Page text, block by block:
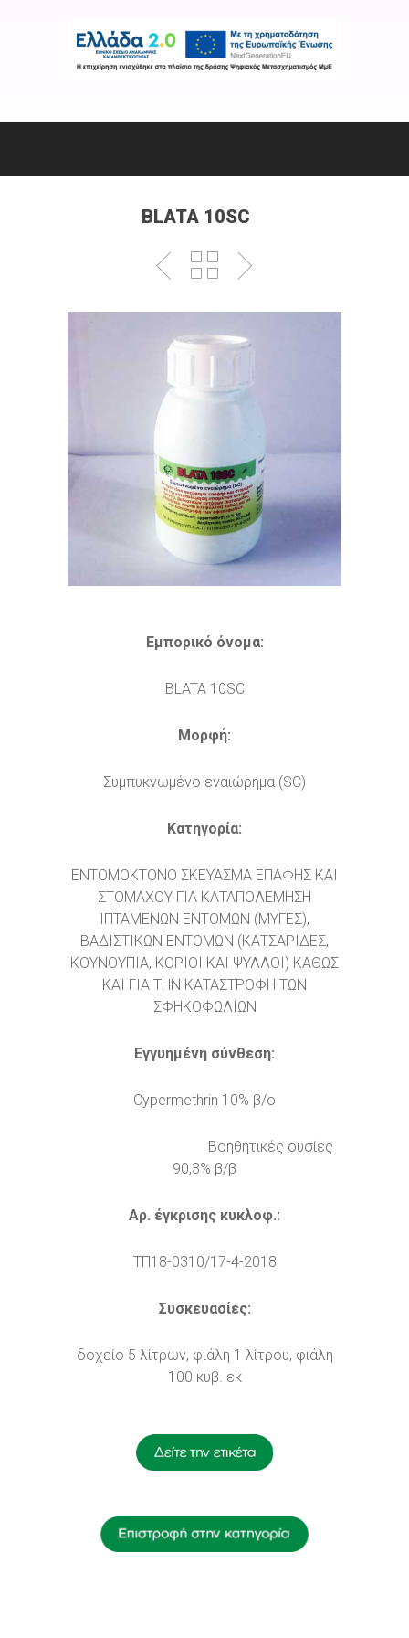
BLATA 10SC
Εμπορικό όνομα:
BLATA 10SC
Μορφή:
Συμπυκνωμένο εναιώρημα (SC)
Κατηγορία:
ΕΝΤΟΜΟΚΤΟΝΟ ΣΚΕΥΑΣΜΑ ΕΠΑΦΗΣ ΚΑΙ
ΣΤΟΜΑΧΟΥ ΓΙΑ ΚΑΤΑΠΟΛΕΜΗΣΗ
ΙΠΤΑΜΕΝΩΝ ΕΝΤΟΜΩΝ (ΜΥΓΕΣ),
ΒΑΔΙΣΤΙΚΩΝ ΕΝΤΟΜΩΝ (ΚΑΤΣΑΡΙΔΕΣ,
ΚΟΥΝΟΥΠΙΑ, ΚΟΡΙΟΙ ΚΑΙ ΨΥΛΛΟΙ) ΚΑΘΩΣ
ΚΑΙ ΓΙΑ ΤΗΝ ΚΑΤΑΣΤΡΟΦΗ ΤΩΝ
ΣΦΗΚΟΦΩΛΙΩΝ
Εγγυημένη σύνθεση:
Cypermethrin 10% β/ο
Βοηθητικές ουσίες
90,3% β/β
Αρ. έγκρισης κυκλοφ.:
ΤΠ18-0310/17-4-2018
Συσκευασίες:
δοχείο 5 λίτρων, φιάλη 1 λίτρου, φιάλη
100 κυβ. εκ